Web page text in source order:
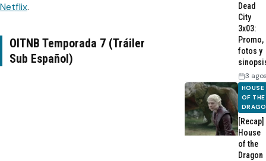
Netflix.
OITNB Temporada 7 (Tráiler
Sub Español)
Dead
City
3x03:
Promo,
fotos y
3
HOUSE
OF THE
[Recap]
House
of the
Dragon